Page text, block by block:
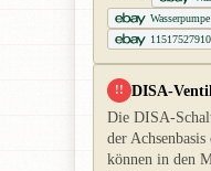
!! DISA-
Die DISA-
der
können in den